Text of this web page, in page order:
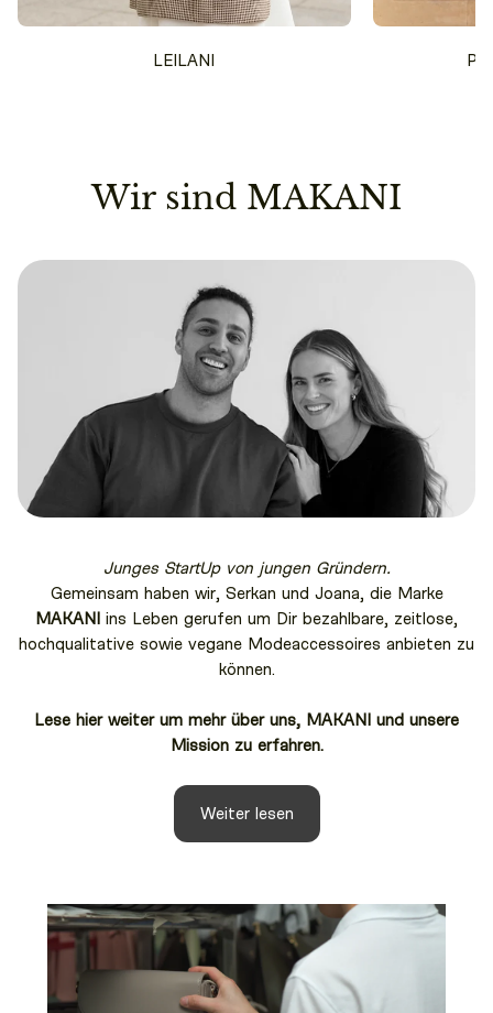
LEILANI
Wir sind MAKANI
Junges StartUp von jungen Gründern.
Gemeinsam haben wir, Serkan und Joana, die Marke
MAKANI
ins Leben gerufen um Dir bezahlbare, zeitlose,
hochqualitative sowie vegane Modeaccessoires anbieten zu
können.
Lese hier weiter um mehr über uns, MAKANI und unsere
Mission zu erfahren.
Weiter lesen